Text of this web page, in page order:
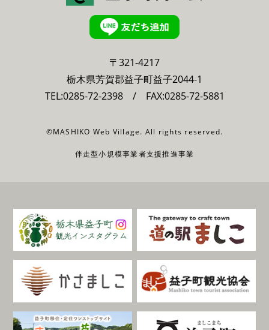
〒321-4217
栃木県芳賀郡益子町益子2044-1
TEL:0285-72-2398/ FAX:0285-72-5881
©MASHIKO Web Village. All rights reserved.
伴走型小規模事業者支援推進事業